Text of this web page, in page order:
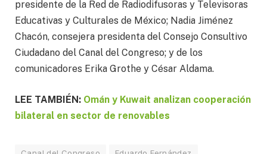
presidente de la Red de Radiodifusoras y Televisoras
Educativas y Culturales de México; Nadia Jiménez
Chacón, consejera presidenta del Consejo Consultivo
Ciudadano del Canal del Congreso; y de los
comunicadores Erika Grothe y César Aldama.
LEE TAMBIÉN: Omán y Kuwait analizan cooperación
bilateral en sector de renovables